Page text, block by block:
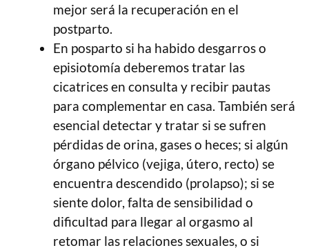
mejor será la recuperación en el
postparto.
En posparto si ha habido desgarros o
episiotomía deberemos tratar las
cicatrices en consulta y recibir pautas
para complementar en casa. También será
esencial detectar y tratar si se sufren
pérdidas de orina, gases o heces; si algún
órgano pélvico (vejiga, útero, recto) se
encuentra descendido (prolapso); si se
siente dolor, falta de sensibilidad o
dificultad para llegar al orgasmo al
retomar las relaciones sexuales, o si